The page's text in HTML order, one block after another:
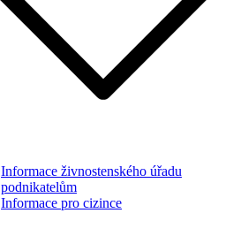
Informace živnostenského úřadu
podnikatelům
Informace pro cizince